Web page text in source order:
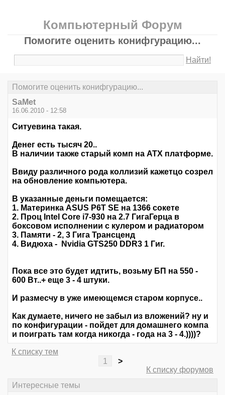
Компьютерный Форум
Помогите оценить конифгурацию...
Найти!
Помогите оценить конифгурацию...
SaMet
16.06.2010 - 12:58
Ситуевина такая.
Денег есть тысяч 20..
В наличии также старый комп на ATX платформе.
Ввиду различного рода коллизий кажетцо созрел
на обновление компьютера.
В указанные деньги помещается:
1. Материнка ASUS P6T SE на 1366 сокете
2. Проц Intel Core i7-930 на 2.7 ГигаГерца в
боксовом исполнении с кулером и радиатором
3. Памяти - 2, 3 Гига Трансценд
4. Видюха - Nvidia GTS250 DDR3 1 Гиг.
Пока все это будет идтить, возьму БП на 550 -
600 Вт..+ еще 3 - 4 штуки.
И размесчу в уже имеющемся старом корпусе..
Как думаете, ничего не забыл из вложений? ну и
по конфигурации - пойдет для домашнего компа
и поиграть там когда никогда - года на 3 - 4.))))?
К списку тем
1
>
К списку форумов
Интересные темы